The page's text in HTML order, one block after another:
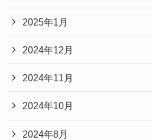
2025年1月
2024年12月
2024年11月
2024年10月
2024年8月